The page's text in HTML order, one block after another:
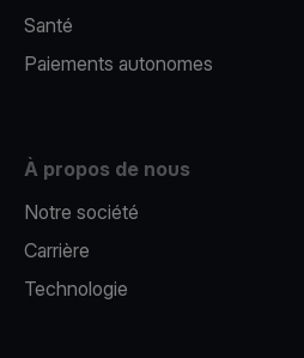
Santé
Paiements autonomes
À propos de nous
Notre société
Carrière
Technologie